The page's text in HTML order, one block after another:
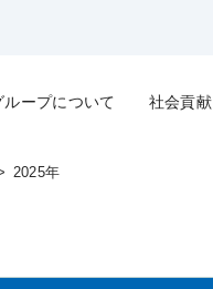
ループについて 社会貢献
2025年